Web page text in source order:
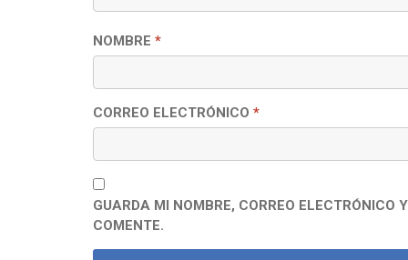
NOMBRE *
CORREO ELECTRÓNICO *
GUARDA MI NOMBRE, CORREO ELECTRÓNICO
COMENTE.